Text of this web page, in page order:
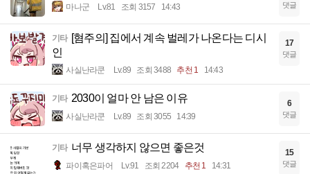
마나군 Lv.81 조회 3157 14:43 댓글
기타 [혐주의] 집에서 계속 벌레가 나온다는 디시
인
사실난라쿤 Lv.89 조회 3488 추천 1 14:43
17
댓글
기타 2030이 얼마 안 남은 이유
사실난라쿤 Lv.89 조회 3055 14:39
6
댓글
기타 너무 생각하지 않으면 좋은것
파이혹은파어 Lv.91 조회 2204 추천 1 14:31
15
댓글